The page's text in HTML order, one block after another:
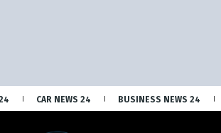
CAR NEWS 24 BUSINESS NEWS 24